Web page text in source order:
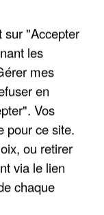
sur "Accepter
les
mes
en
Vos
pour ce site.
ou retirer
via le lien
chaque